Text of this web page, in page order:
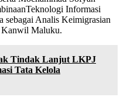
Informasi
sebagai Analis Keimigrasian
Maluku.
Tindak Lanjut LKPJ
Tata Kelola